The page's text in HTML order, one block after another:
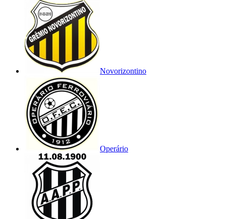
Novorizontino
Operário